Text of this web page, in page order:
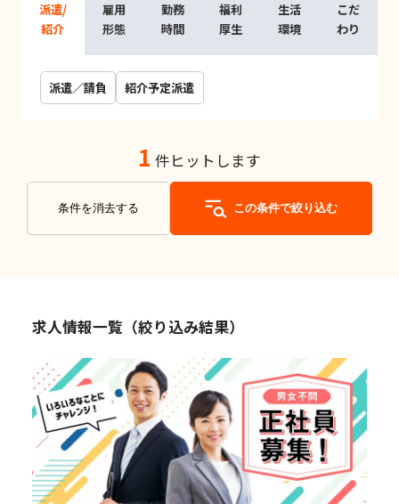
派遣/
紹介
雇用
形態
勤務
時間
福利
厚生
生活
環境
こだ
わり
派遣／請負 紹介予定派遣
1 件ヒットします
条件を消去する この条件で絞り込む
求人情報一覧（絞り込み結果）